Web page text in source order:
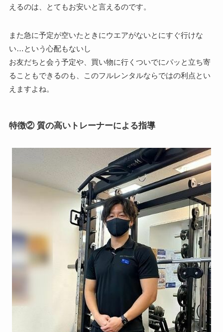
えるのは、とてもお安いと言えるのです。
また急に予定が空いたときにウエアがないとにすぐ行けな
い…という心配もないし
お友だちと会う予定や、買い物に行くついでにパッと立ち寄
ることもできるのも、このフルレンタルならではの利点とい
えますよね。
特徴② 質の高いトレーナーによる指導